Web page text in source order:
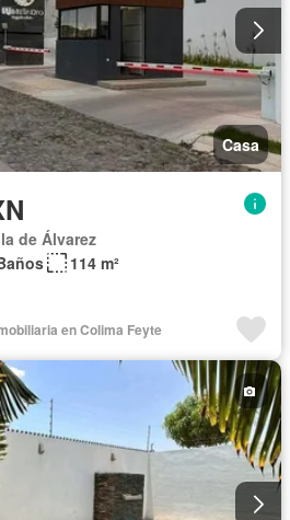
Casa
de Álvarez
114 m²
en Colima Feyte